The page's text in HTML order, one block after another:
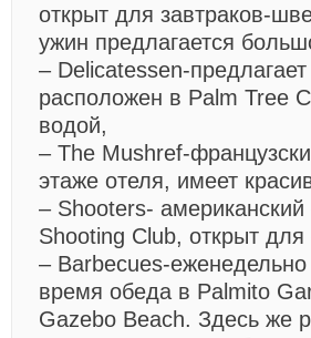
открыт для завтраков-
ужин предлагается
– Delicatessen-
расположен в Palm Tree
водой,
– The Mushref-
этаже отеля, имеет
– Shooters-
Shooting Club, открыт
– Barbecues-
время обеда в Palmito
Gazebo Beach. Здесь же